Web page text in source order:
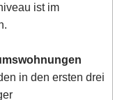
ist im
in den ersten drei